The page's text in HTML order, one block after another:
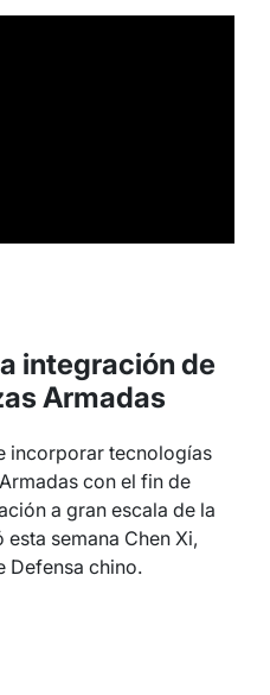
integración de
Armadas
incorporar tecnologías
con el fin de
a gran escala de la
semana Chen Xi,
Defensa chino.